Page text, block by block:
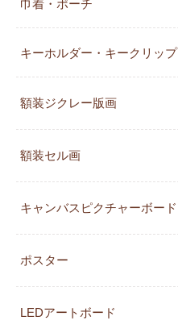
キーホルダー・キークリップ
額装ジクレー版画
額装セル画
キャンバスピクチャーボード
ポスター
LEDアートボード